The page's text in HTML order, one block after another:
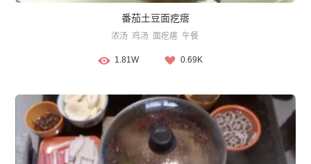
番茄土豆面疙瘩
浓汤 鸡汤 面疙瘩 午餐
1.81W 0.69K